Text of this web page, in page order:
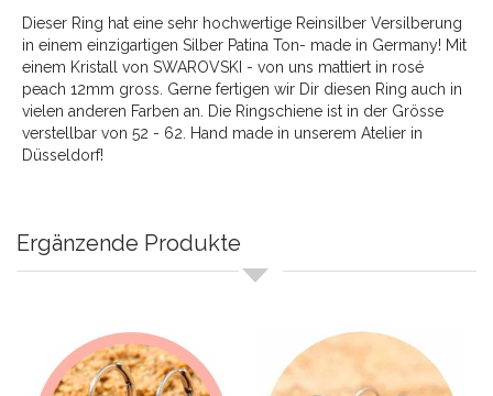
Dieser Ring hat eine sehr hochwertige Reinsilber Versilberung
in einem einzigartigen Silber Patina Ton- made in Germany! Mit
einem Kristall von SWAROVSKI - von uns mattiert in rosé
peach 12mm gross. Gerne fertigen wir Dir diesen Ring auch in
vielen anderen Farben an. Die Ringschiene ist in der Grösse
verstellbar von 52 - 62. Hand made in unserem Atelier in
Düsseldorf!
Ergänzende Produkte